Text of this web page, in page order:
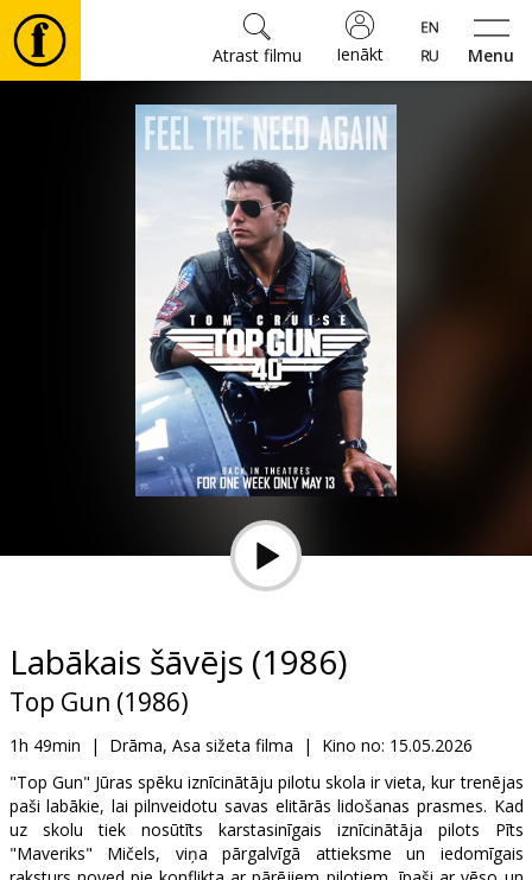
Menu
Ienākt
Atrast filmu
Pasākumi
B2B
Kino
Klubs
Labākais šāvējs (1986)
Top Gun (1986)
1h 49min | Drāma, Asa sižeta filma | Kino no: 15.05.2026
"Top Gun" Jūras spēku iznīcinātāju pilotu skola ir vieta, kur trenējas
paši labākie, lai pilnveidotu savas elitārās lidošanas prasmes. Kad
uz skolu tiek nosūtīts karstasinīgais iznīcinātāja pilots Pīts
"Maveriks" Mičels, viņa pārgalvīgā attieksme un iedomīgais